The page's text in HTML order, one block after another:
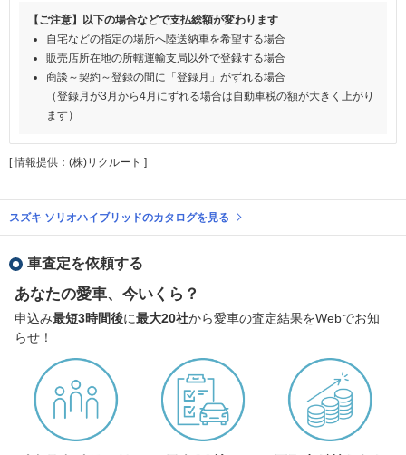
【ご注意】以下の場合などで支払総額が変わります
自宅などの指定の場所へ陸送納車を希望する場合
販売店所在地の所轄運輸支局以外で登録する場合
商談～契約～登録の間に「登録月」がずれる場合
（登録月が3月から4月にずれる場合は自動車税の額が大きく上がり
ます）
[ 情報提供：(株)リクルート ]
スズキ ソリオハイブリッドのカタログを見る
車査定を依頼する
あなたの愛車、今いくら？
申込み最短3時間後に最大20社から愛車の査定結果をWebでお知
らせ！